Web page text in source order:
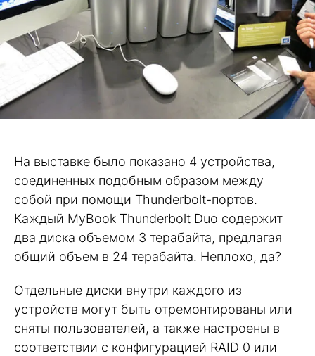
На выставке было показано 4 устройства,
соединенных подобным образом между
собой при помощи Thunderbolt-портов.
Каждый MyBook Thunderbolt Duo содержит
два диска объемом 3 терабайта, предлагая
общий объем в 24 терабайта. Неплохо, да?
Отдельные диски внутри каждого из
устройств могут быть отремонтированы или
сняты пользователей, а также настроены в
соответствии с конфигурацией RAID 0 или